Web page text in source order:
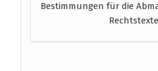
Bestimmungen für die